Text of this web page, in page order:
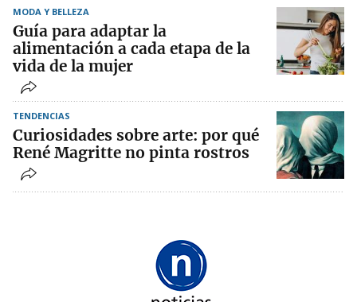
MODA Y BELLEZA
Guía para adaptar la
alimentación a cada etapa de la
vida de la mujer
TENDENCIAS
Curiosidades sobre arte: por qué
René Magritte no pinta rostros